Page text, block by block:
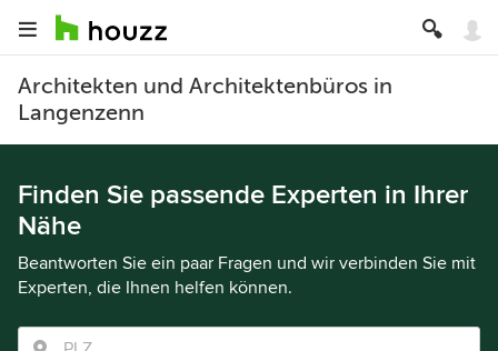
Architekten und Architektenbüros in
Langenzenn
Finden Sie passende Experten in Ihrer
Nähe
Beantworten Sie ein paar Fragen und wir verbinden Sie mit
Experten, die Ihnen helfen können.